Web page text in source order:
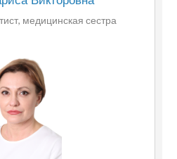
медицинская сестра